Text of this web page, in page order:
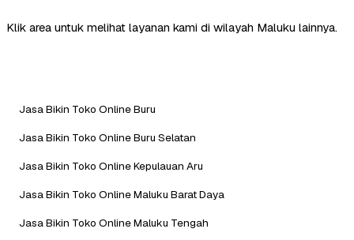
Klik area untuk melihat layanan kami di wilayah Maluku lainnya.
Jasa Bikin Toko Online Buru
Jasa Bikin Toko Online Buru Selatan
Jasa Bikin Toko Online Kepulauan Aru
Jasa Bikin Toko Online Maluku Barat Daya
Jasa Bikin Toko Online Maluku Tengah